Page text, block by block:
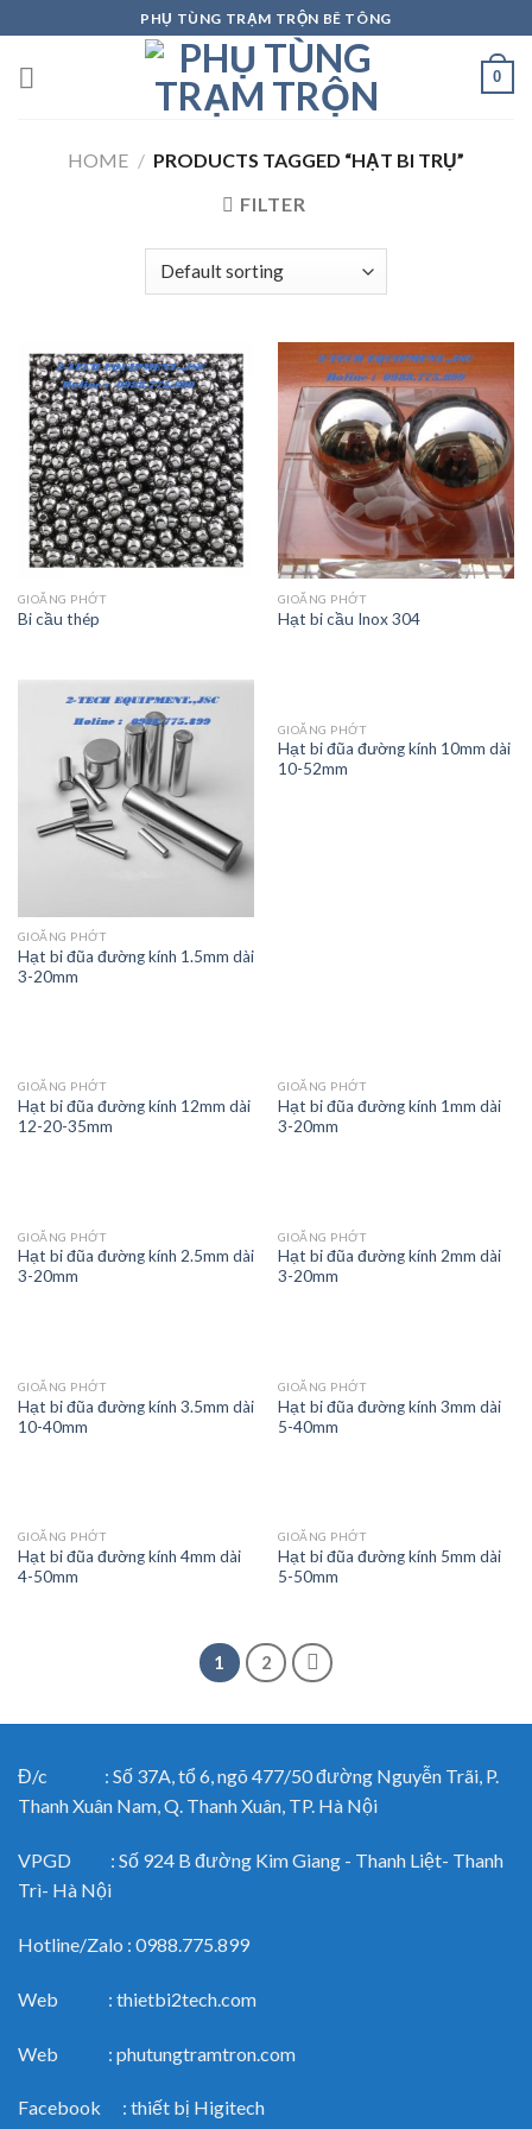
to
content
PHỤ TÙNG TRẠM TRỘN BÊ TÔNG
0
HOME / PRODUCTS TAGGED “HẠT BI TRỤ”
FILTER
GIOĂNG PHỚT
Bi cầu thép
GIOĂNG PHỚT
Hạt bi cầu Inox 304
GIOĂNG PHỚT
Hạt bi đũa đường kính 1.5mm dài
3-20mm
GIOĂNG PHỚT
Hạt bi đũa đường kính 10mm dài
10-52mm
GIOĂNG PHỚT
Hạt bi đũa đường kính 12mm dài
12-20-35mm
GIOĂNG PHỚT
Hạt bi đũa đường kính 1mm dài
3-20mm
GIOĂNG PHỚT
Hạt bi đũa đường kính 2.5mm dài
3-20mm
GIOĂNG PHỚT
Hạt bi đũa đường kính 2mm dài
3-20mm
GIOĂNG PHỚT
Hạt bi đũa đường kính 3.5mm dài
10-40mm
GIOĂNG PHỚT
Hạt bi đũa đường kính 3mm dài
5-40mm
GIOĂNG PHỚT
Hạt bi đũa đường kính 4mm dài
4-50mm
GIOĂNG PHỚT
Hạt bi đũa đường kính 5mm dài
5-50mm
1 2
Đ/c : Số 37A, tổ 6, ngõ 477/50 đường Nguyễn Trãi, P.
Thanh Xuân Nam, Q. Thanh Xuân, TP. Hà Nội
VPGD : Số 924 B đường Kim Giang - Thanh Liệt- Thanh
Trì- Hà Nội
Hotline/Zalo : 0988.775.899
Web : thietbi2tech.com
Web : phutungtramtron.com
Facebook : thiết bị Higitech